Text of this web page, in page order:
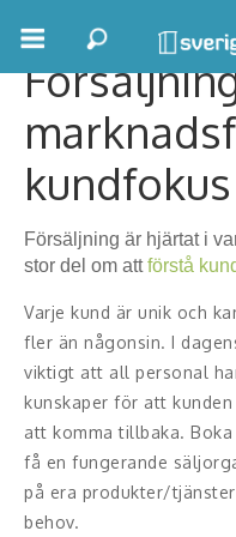
Boka ett möte
Samhällsnytta
Inspiration
Inspirerande
Personlig
Life Stories & Trivsel
Keynote
Moderator, konferencier
Moderator
kundfokus
Försäljning är hjärtat i
stor del om attförstå
Varje kund är unik och
fler än någonsin. I
viktigt att all personal
kunskaper för att
att komma tillbaka.
få en fungerande
på era produkter/
behov.